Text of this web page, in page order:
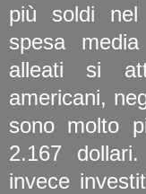
più soldi
spesa
alleati si
americani,
sono molto
2.167
invece